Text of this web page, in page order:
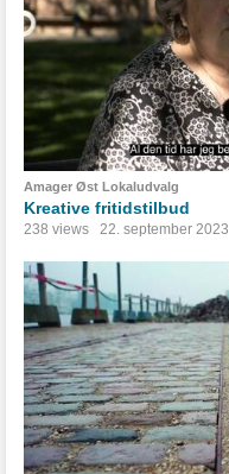
Amager Øst Lokaludvalg
Kreative fritidstilbud
238 views 22. september 2023